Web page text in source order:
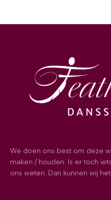
We doen ons best om deze
maken / houden. Is er toch
ons weten. Dan kunnen wij